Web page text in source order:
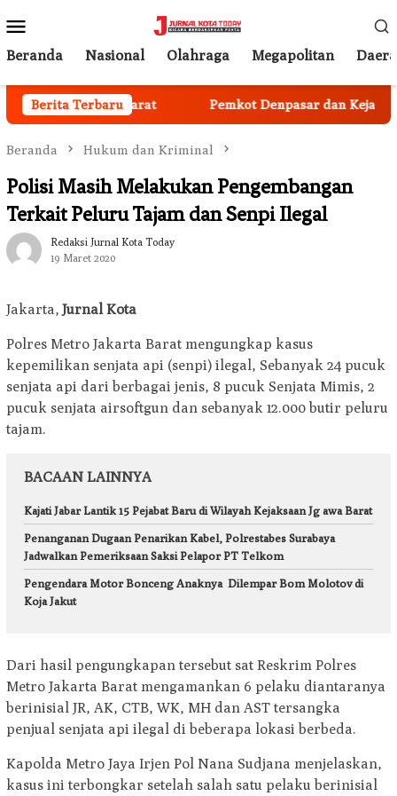
ke
kontenMobile
Beranda Nasional Olahraga Megapolitan
Berita Terbaru
Jg awa Barat Pemkot Denpasar dan Kejari
Beranda Hukum dan Kriminal
Polisi Masih Melakukan Pengembangan
Terkait Peluru Tajam dan Senpi Ilegal
Redaksi Jurnal Kota Today
19 Maret 2020
Jakarta, Jurnal Kota
Polres Metro Jakarta Barat mengungkap kasus
kepemilikan senjata api (senpi) ilegal, Sebanyak 24 pucuk
senjata api dari berbagai jenis, 8 pucuk Senjata Mimis, 2
pucuk senjata airsoftgun dan sebanyak 12.000 butir peluru
tajam.
BACAAN LAINNYA
Kajati Jabar Lantik 15 Pejabat Baru di Wilayah Kejaksaan Jg awa Barat
Penanganan Dugaan Penarikan Kabel, Polrestabes Surabaya
Jadwalkan Pemeriksaan Saksi Pelapor PT Telkom
Pengendara Motor Bonceng Anaknya Dilempar Bom Molotov di
Koja Jakut
Dari hasil pengungkapan tersebut sat Reskrim Polres
Metro Jakarta Barat mengamankan 6 pelaku diantaranya
berinisial JR, AK, CTB, WK, MH dan AST tersangka
penjual senjata api ilegal di beberapa lokasi berbeda.
Kapolda Metro Jaya Irjen Pol Nana Sudjana menjelaskan,
kasus ini terbongkar setelah salah satu pelaku berinisial